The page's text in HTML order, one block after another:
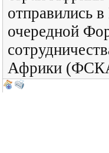
отправились
очередной
Африки